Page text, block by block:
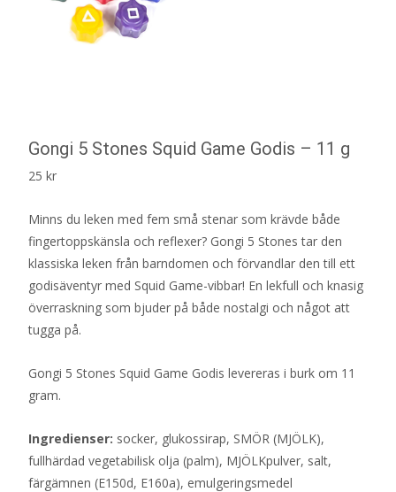
Gongi 5 Stones Squid Game Godis – 11 g
25 kr
Minns du leken med fem små stenar som krävde både
fingertoppskänsla och reflexer? Gongi 5 Stones tar den
klassiska leken från barndomen och förvandlar den till ett
godisäventyr med Squid Game-vibbar! En lekfull och knasig
överraskning som bjuder på både nostalgi och något att
tugga på.
Gongi 5 Stones Squid Game Godis levereras i burk om 11
gram.
Ingredienser: socker, glukossirap, SMÖR (MJÖLK),
fullhärdad vegetabilisk olja (palm), MJÖLKpulver, salt,
färgämnen (E150d, E160a), emulgeringsmedel